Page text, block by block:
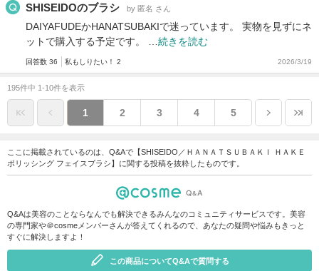
SHISEIDOのブラシ by 匿名 さん
DAIYAFUDEかHANATSUBAKIで迷っています。 実物を見ずにネ
ットで購入する予定です。 … 続きを読む
回答数 36 私もしりたい！ 2 2026/3/19
195件中 1-10件を表示
1 2 3 4 5
ここに掲載されているのは、Q&Aで【SHISEIDO／ＨＡＮＡＴＳＵＢＡＫＩ ＨＡＫＥ
ポリッシング フェイスブラシ】に関する投稿を抜粋したものです。
Q&Aは美容のことならなんでも解決できるみんなのコミュニティサービスです。美容
の専門家や＠cosmeメンバーさんが答えてくれるので、あなたの疑問や悩みもきっと
すぐに解決しますよ！
この商品についてQ&Aで質問する